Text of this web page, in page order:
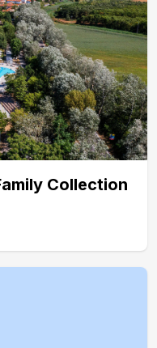
Collection